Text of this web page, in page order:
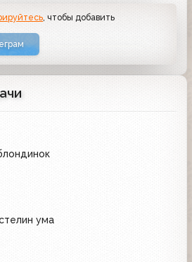
, чтобы добавить
ума